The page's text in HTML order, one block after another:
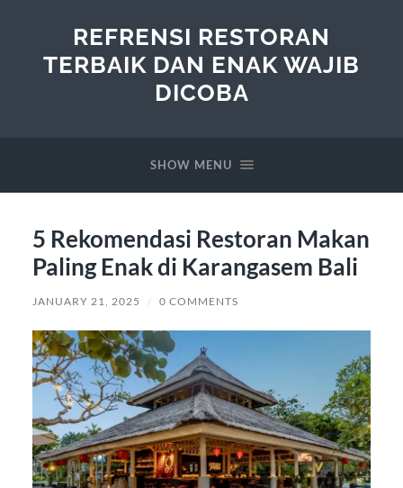
REFRENSI RESTORAN
TERBAIK DAN ENAK WAJIB
DICOBA
SHOW MENU
5 Rekomendasi Restoran Makan
Paling Enak di Karangasem Bali
JANUARY 21, 2025 / 0 COMMENTS